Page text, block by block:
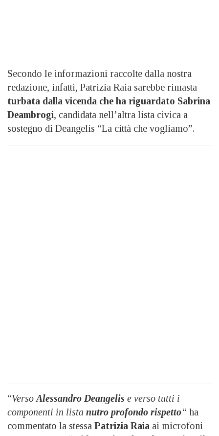
Secondo le informazioni raccolte dalla nostra
redazione, infatti, Patrizia Raia sarebbe rimasta
turbata dalla vicenda che ha riguardato Sabrina
Deambrogi, candidata nell’altra lista civica a
sostegno di Deangelis “La città che vogliamo”.
“Verso Alessandro Deangelis e verso tutti i
componenti in lista nutro profondo rispetto“ ha
commentato la stessa Patrizia Raia ai microfoni